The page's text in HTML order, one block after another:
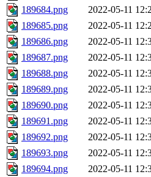
189684.png
2022-05-11
189685.png
2022-05-11
189686.png
2022-05-11
189687.png
2022-05-11
189688.png
2022-05-11
189689.png
2022-05-11
189690.png
2022-05-11
189691.png
2022-05-11
189692.png
2022-05-11
189693.png
2022-05-11
189694.png
2022-05-11